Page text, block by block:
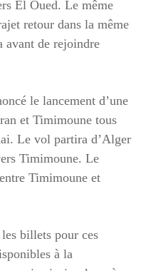
El Oued. Le même
retour dans la même
avant de rejoindre
le lancement d’une
et Timimoune tous
Le vol partira d’Alger
Timimoune. Le
Timimoune et
billets pour ces
à la